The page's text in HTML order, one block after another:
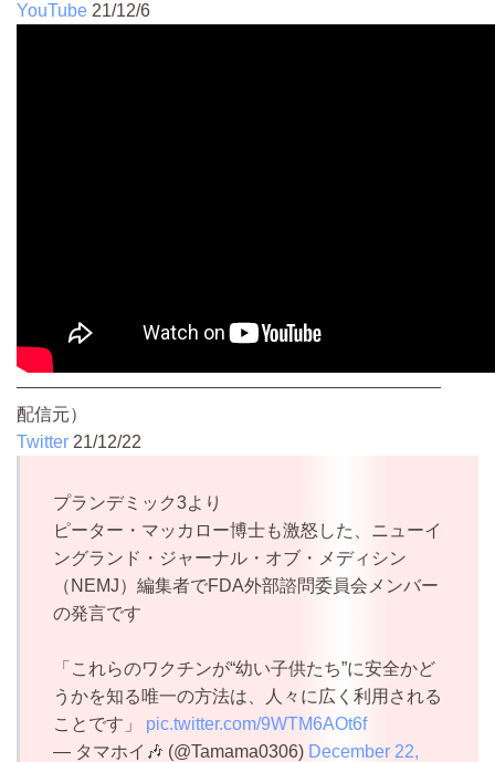
YouTube 21/12/6
————————————————————————
配信元）
Twitter 21/12/22
プランデミック3より
ピーター・マッカロー博士も激怒した、ニューイ
ングランド・ジャーナル・オブ・メディシン
（NEMJ）編集者でFDA外部諮問委員会メンバー
の発言です
「これらのワクチンが“幼い子供たち”に安全かど
うかを知る唯一の方法は、人々に広く利用される
ことです」 pic.twitter.com/9WTM6AOt6f
— タマホイ🎶 (@Tamama0306) December 22,